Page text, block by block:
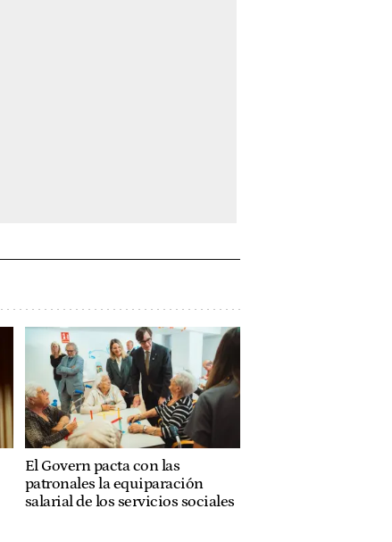
El Govern pacta con las
patronales la equiparación
salarial de los servicios sociales